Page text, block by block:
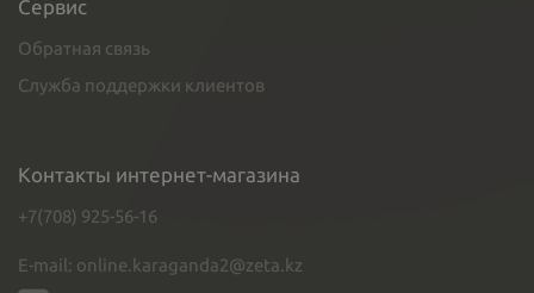
Сервис
Обратная связь
Служба поддержки клиентов
Контакты интернет-магазина
+7(708) 925-56-16
E-mail: online.karaganda2@zeta.kz